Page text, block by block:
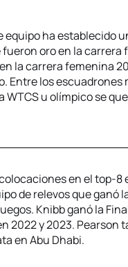
equipo ha establecido
oro en la carrera
la carrera femenina
Entre los escuadrones
u olímpico se
en el top-8
de relevos que ganó
Knibb ganó la
2022 y 2023. Pearson
en Abu Dhabi.